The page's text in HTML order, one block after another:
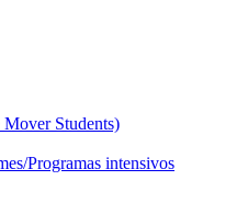
Mover Students)
Programas intensivos